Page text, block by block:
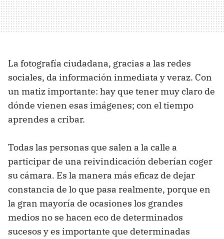
La fotografía ciudadana, gracias a las redes
sociales, da información inmediata y veraz. Con
un matiz importante: hay que tener muy claro de
dónde vienen esas imágenes; con el tiempo
aprendes a cribar.
Todas las personas que salen a la calle a
participar de una reivindicación deberían coger
su cámara. Es la manera más eficaz de dejar
constancia de lo que pasa realmente, porque en
la gran mayoría de ocasiones los grandes
medios no se hacen eco de determinados
sucesos y es importante que determinadas